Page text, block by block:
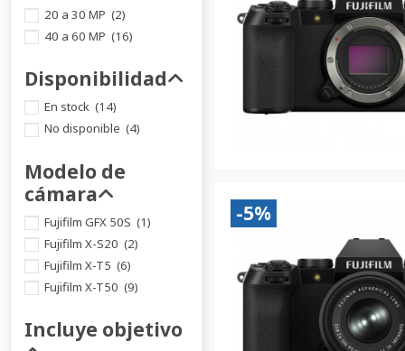
-5%
20 a 30 MP (2)
40 a 60 MP (16)
Disponibilidad
En stock (14)
No disponible (4)
Modelo de
cámara
Fujifilm GFX 50S (1)
Fujifilm X-S20 (2)
Fujifilm X-T5 (6)
Fujifilm X-T50 (9)
Incluye objetivo